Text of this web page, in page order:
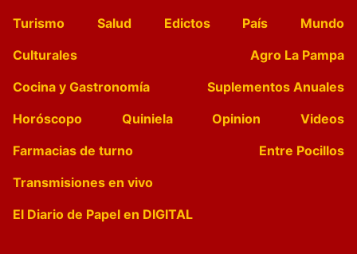
Turismo
Salud Edictos País
Mundo
Culturales
Agro La Pampa
Cocina y Gastronomía
Suplementos Anuales
Horóscopo
Quiniela Opinion
Videos
Farmacias de turno
Entre Pocillos
Transmisiones en vivo
El Diario de Papel en DIGITAL